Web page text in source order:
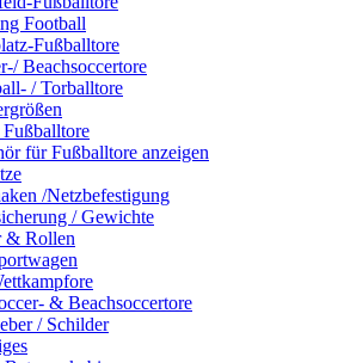
Football
Fußballtore
Beachsoccertore
/ Torballtore
für Fußballtore anzeigen
/Netzbefestigung
/ Gewichte
& Rollen
& Beachsoccertore
/ Schilder